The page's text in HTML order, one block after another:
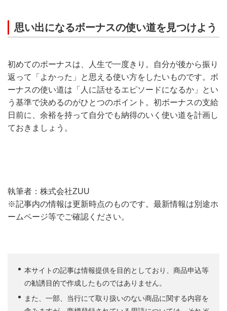
思い出になるボーナスの使い道を見つけよう
初めてのボーナスは、人生で一度きり。自分が後から振り
返って「よかった」と思える使い方をしたいものです。ボ
ーナスの使い道は「人に話せるエピソードになるか」とい
う基準で決めるのがひとつのポイント。初ボーナスの支給
日前に、余裕を持って自分でも納得のいく使い道を計画し
ておきましょう。
執筆者：株式会社ZUU
※記事内の情報は更新時点のものです。最新情報は別途ホ
ームページ等でご確認ください。
本サイトの記事は情報提供を目的としており、商品申込等
の勧誘目的で作成したものではありません。
また、一部、当行にて取り扱いのない商品に関する内容を